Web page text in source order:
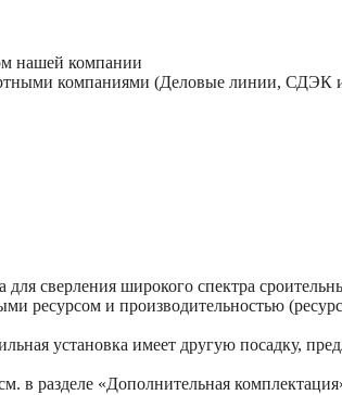
нашей компании
компаниями (Деловые линии, СДЭК
сверления широкого спектра
и производительностью
установка имеет другую посадку,
в разделе «Дополнительная